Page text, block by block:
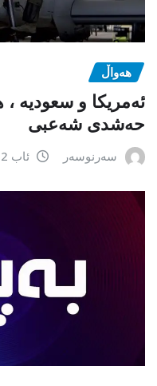
هەواڵ
ئەمریکا و سعودیە
حەشدی شەعبی
سەرنوسەر ئاب 2, 2026